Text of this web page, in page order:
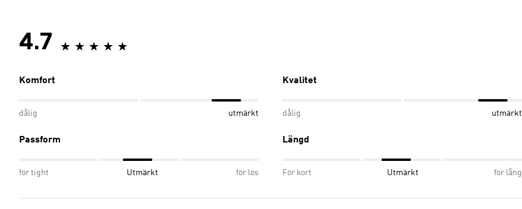
4.7
Komfort
dålig utmärkt
Kvalitet
dålig utmärkt
Passform
för tight Utmärkt för lös
Längd
För kort Utmärkt för lång